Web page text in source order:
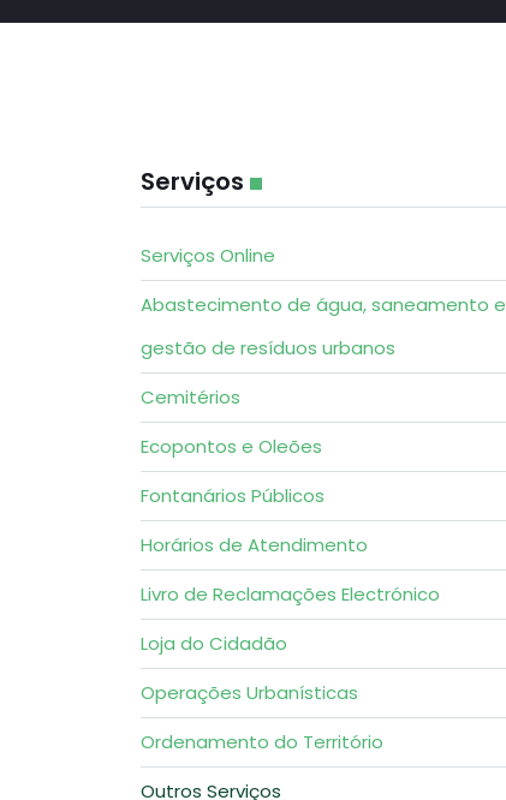
Serviços
Serviços Online
Abastecimento de água, saneamento e
gestão de resíduos urbanos
Cemitérios
Ecopontos e Oleões
Fontanários Públicos
Horários de Atendimento
Livro de Reclamações Electrónico
Loja do Cidadão
Operações Urbanísticas
Ordenamento do Território
Outros Serviços